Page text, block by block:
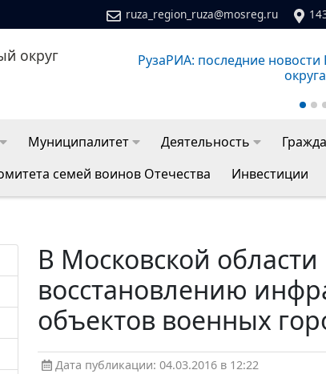
ruza_region_ruza@mosreg.ru
округмуниципального
Сайт молодежного
Муниципалитет Деятельность
семей воинов Отечества Инвестиции
В Московской
восстановлению
объектов военных
Дата публикации: 04.03.2016 в 12:22